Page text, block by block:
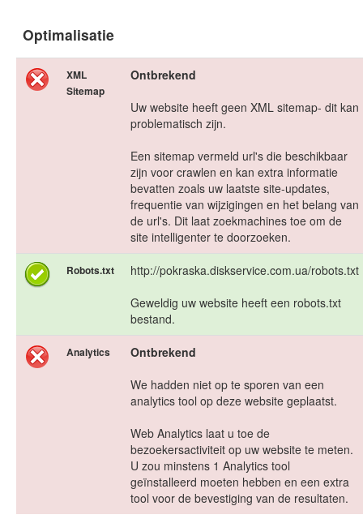
Optimalisatie
XML
Sitemap
Ontbrekend
Uw website heeft geen XML sitemap- dit kan
problematisch zijn.
Een sitemap vermeld url's die beschikbaar
zijn voor crawlen en kan extra informatie
bevatten zoals uw laatste site-updates,
frequentie van wijzigingen en het belang van
de url's. Dit laat zoekmachines toe om de
site intelligenter te doorzoeken.
Robots.txt
http://pokraska.diskservice.com.ua/robots.txt
Geweldig uw website heeft een robots.txt
bestand.
Analytics
Ontbrekend
We hadden niet op te sporen van een
analytics tool op deze website geplaatst.
Web Analytics laat u toe de
bezoekersactiviteit op uw website te meten.
U zou minstens 1 Analytics tool
geïnstalleerd moeten hebben en een extra
tool voor de bevestiging van de resultaten.